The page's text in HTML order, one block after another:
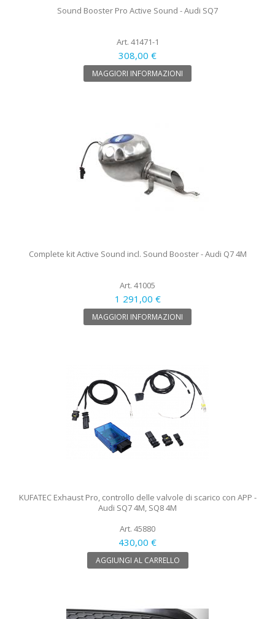
Sound Booster Pro Active Sound - Audi SQ7
Art. 41471-1
308,00 €
MAGGIORI INFORMAZIONI
Complete kit Active Sound incl. Sound Booster - Audi Q7 4M
Art. 41005
1 291,00 €
MAGGIORI INFORMAZIONI
KUFATEC Exhaust Pro, controllo delle valvole di scarico con APP -
Audi SQ7 4M, SQ8 4M
Art. 45880
430,00 €
AGGIUNGI AL CARRELLO